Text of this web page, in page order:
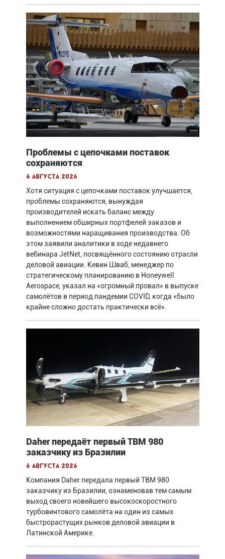
Проблемы с цепочками поставок
сохраняются
6 августа 2026
Хотя ситуация с цепочками поставок улучшается,
проблемы сохраняются, вынуждая
производителей искать баланс между
выполнением обширных портфелей заказов и
возможностями наращивания производства. Об
этом заявили аналитики в ходе недавнего
вебинара JetNet, посвящённого состоянию отрасли
деловой авиации. Кевин Шваб, менеджер по
стратегическому планированию в Honeywell
Aerospace, указал на «огромный провал» в выпуске
самолётов в период пандемии COVID, когда «было
крайне сложно достать практически всё».
Daher передаёт первый TBM 980
заказчику из Бразилии
6 августа 2026
Компания Daher передала первый TBM 980
заказчику из Бразилии, ознаменовав тем самым
выход своего новейшего высокоскоростного
турбовинтового самолёта на один из самых
быстрорастущих рынков деловой авиации в
Латинской Америке.